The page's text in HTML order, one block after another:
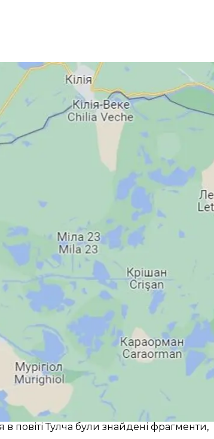
розкидані на площі в кілька десятків
13 вересня. На місце направили
у цьому районі та падіння
обстановку, оскільки російські війська
кордону між Україною та Румунією.
з 00:45 діяло попередження про
в цих районах скасували о 05:00.
Міноборони Румунії почали
повіті Тулча були знайдені фрагменти,